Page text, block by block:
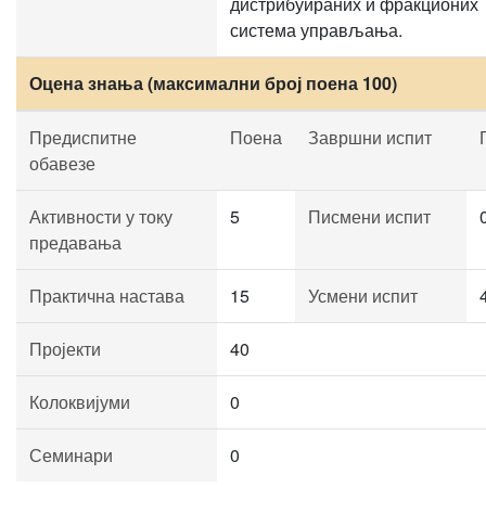
система управљања.
Оцена знања (максимални број поена 100)
Предиспитне
обавезе
Поена Завршни испит
Активности у току
предавања
5 Писмени испит
Практична настава 15 Усмени испит
Пројекти 40
Колоквијуми 0
Семинари 0